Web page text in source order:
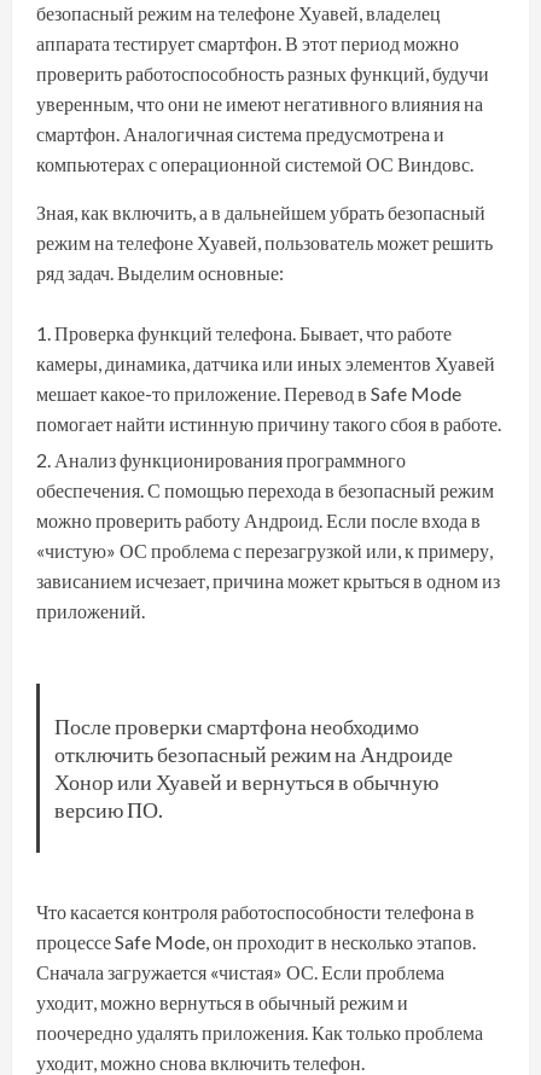
безопасный режим на телефоне Хуавей, владелец
аппарата тестирует смартфон. В этот период можно
проверить работоспособность разных функций, будучи
уверенным, что они не имеют негативного влияния на
смартфон. Аналогичная система предусмотрена и
компьютерах с операционной системой ОС Виндовс.
Зная, как включить, а в дальнейшем убрать безопасный
режим на телефоне Хуавей, пользователь может решить
ряд задач. Выделим основные:
Проверка функций телефона.Бывает, что работе
камеры, динамика, датчика или иных элементов Хуавей
мешает какое-то приложение. Перевод в Safe Mode
помогает найти истинную причину такого сбоя в работе.
Анализ функционирования программного
обеспечения.С помощью перехода в безопасный режим
можно проверить работу Андроид. Если после входа в
«чистую» ОС проблема с перезагрузкой или, к примеру,
зависанием исчезает, причина может крыться в одном из
приложений.
После проверки смартфона необходимо
отключить безопасный режим на Андроиде
Хонор или Хуавей и вернуться в обычную
версию ПО.
Что касается контроля работоспособности телефона в
процессе Safe Mode, он проходит в несколько этапов.
Сначала загружается «чистая» ОС. Если проблема
уходит, можно вернуться в обычный режим и
поочередно удалять приложения. Как только проблема
уходит, можно снова включить телефон.